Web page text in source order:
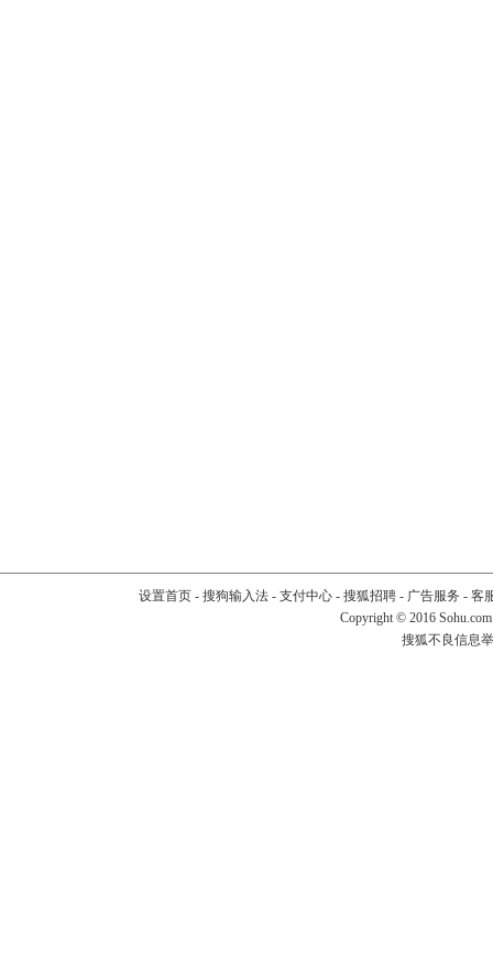
设置首页- 搜狗输入法- 支付中心- 搜狐招聘- 广告服务 - 客
Copyright © 2016
搜狐不良信息